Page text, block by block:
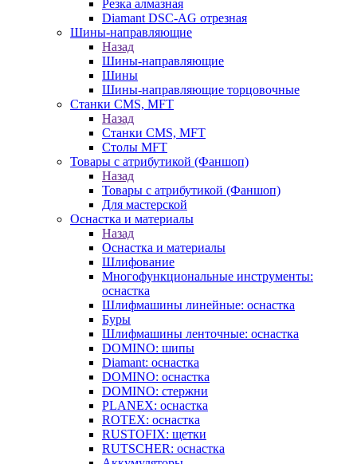
Резка алмазная
Diamant DSC-AG отрезная
Шины-направляющие
Назад
Шины-направляющие
Шины
Шины-направляющие торцовочные
Станки CMS, MFT
Назад
Станки CMS, MFT
Столы MFT
Товары с атрибутикой (Фаншоп)
Назад
Товары с атрибутикой (Фаншоп)
Для мастерской
Оснастка и материалы
Назад
Оснастка и материалы
Шлифование
Многофункциональные инструменты:
оснастка
Шлифмашины линейные: оснастка
Буры
Шлифмашины ленточные: оснастка
DOMINO: шипы
Diamant: оснастка
DOMINO: оснастка
DOMINO: стержни
PLANEX: оснастка
ROTEX: оснастка
RUSTOFIX: щетки
RUTSCHER: оснастка